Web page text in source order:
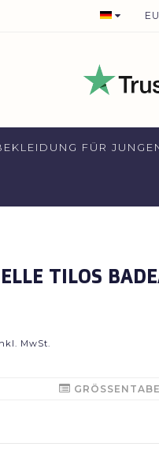
365
FÜR
TILOS
MwSt.